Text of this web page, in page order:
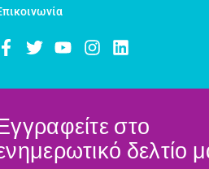
στο
δελτίο